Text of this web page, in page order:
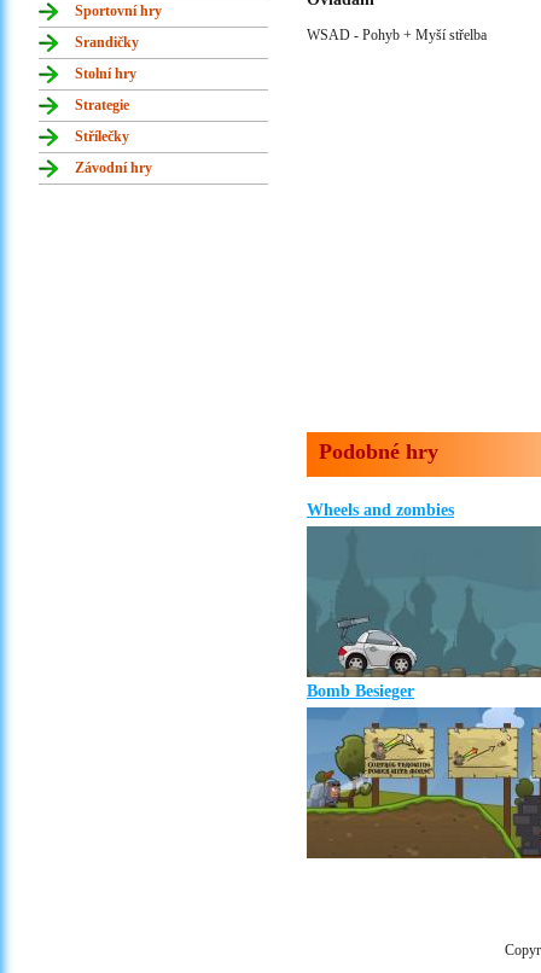
Sportovní hry
Srandičky
Stolní hry
Strategie
Střílečky
Závodní hry
WSAD - Pohyb + Myší střelba
Podobné hry
Wheels and zombies
Bomb Besieger